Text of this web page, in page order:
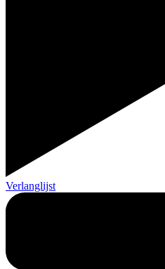
Verlanglijst